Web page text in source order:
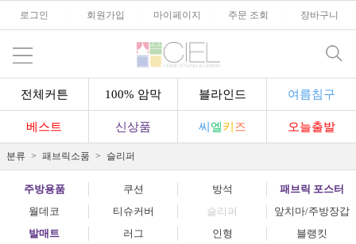
로그인 회원가입 마이페이지 주문 조회 장바구니
전체커튼 100% 암막 블라인드 여름침구
베스트 신상품 씨 엘키 즈 오늘출발
분류 패브릭소품 슬리퍼
주방용품 쿠션 방석
패브릭 포스터
월데코
티슈커버 슬리퍼
앞치마/주방장갑
발매트
러그 인형
블랭킷